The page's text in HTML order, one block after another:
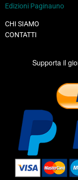
Edizioni Paginauno
CHI SIAMO
CONTATTI
Supporta il